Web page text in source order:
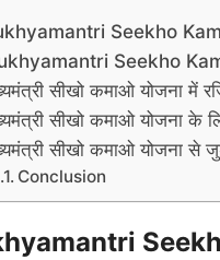
Seekho
Seekho
सीखो कमाओ योजना में
सीखो कमाओ योजना के
सीखो कमाओ योजना से
Conclusion